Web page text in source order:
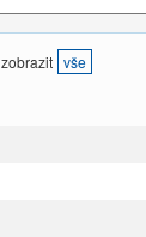
zobrazit vše